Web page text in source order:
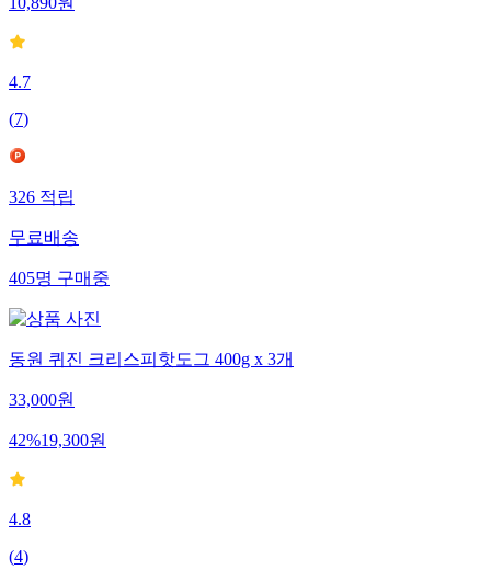
4.7
(7)
326 적립
무료배송
405명 구매중
동원 퀴진 크리스피핫도그 400g x 3개
33,000원
42%19,300원
4.8
(4)